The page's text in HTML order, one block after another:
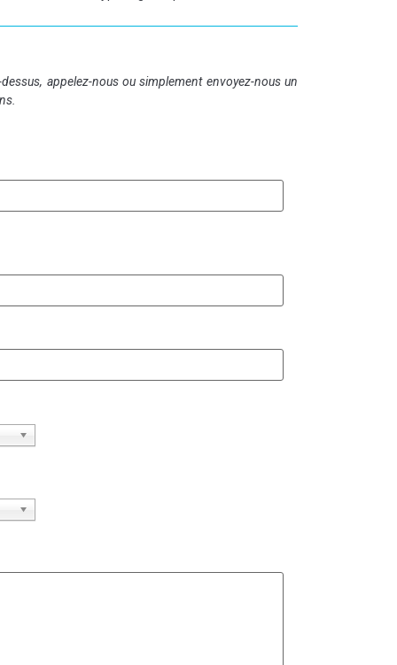
appelez-nous ou simplement envoyez-nous un